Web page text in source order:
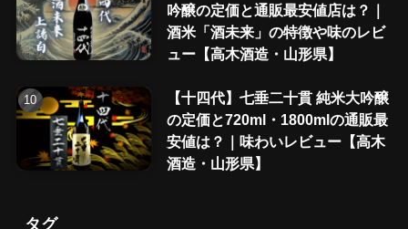
吟醸の定価と通販最安値店は？｜
酒米「酒未来」の特徴や味のレビ
ュー【高木酒造・山形県】
【十四代】七垂二十貫 純米大吟醸
の定価と720ml・1800mlの通販最
安値は？｜味わいレビュー【高木
酒造・山形県】
タグ